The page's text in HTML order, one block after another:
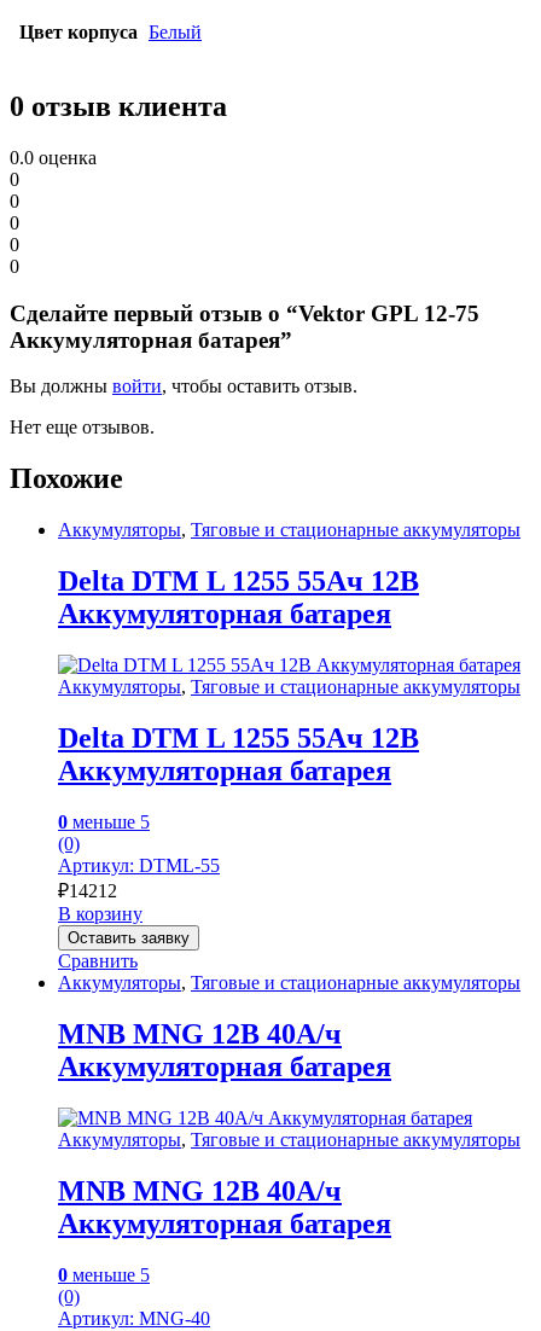
Цвет корпуса Белый
0 отзыв клиента
0.0 оценка
0
0
0
0
0
Сделайте первый отзыв о “Vektor GPL 12-75
Аккумуляторная батарея”
Вы должны войти, чтобы оставить отзыв.
Нет еще отзывов.
Похожие
Аккумуляторы, Тяговые и стационарные аккумуляторы
Delta DTM L 1255 55Ач 12В
Аккумуляторная батарея
Аккумуляторы, Тяговые и стационарные аккумуляторы
Delta DTM L 1255 55Ач 12В
Аккумуляторная батарея
0 меньше 5
(0)
Артикул: DTML-55
₽14212
В корзину
Оставить заявку
Сравнить
Аккумуляторы, Тяговые и стационарные аккумуляторы
MNB MNG 12В 40А/ч
Аккумуляторная батарея
Аккумуляторы, Тяговые и стационарные аккумуляторы
MNB MNG 12В 40А/ч
Аккумуляторная батарея
0 меньше 5
(0)
Артикул: MNG-40